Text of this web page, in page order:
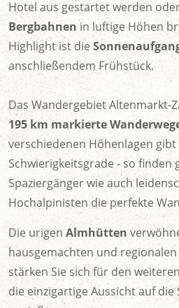
Hotel aus gestartet werden
Bergbahnenin luftige Höhen
Highlight ist die
anschließendem Frühstück.
Das Wandergebiet Altenmarkt-
195 km markierte
verschiedenen Höhenlagen
Schwierigkeitsgrade - so finden
Spaziergänger wie auch
Hochalpinisten die perfekte
Die urigenAlmhütten
hausgemachten und regionalen
stärken Sie sich für den
die einzigartige Aussicht auf die